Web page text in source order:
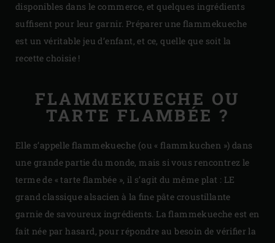
disponibles dans le commerce, et quelques ingrédients
suffisent pour leur garnir. Préparer une flammekueche
est un véritable jeu d’enfant, et ce, quelle que soit la
recette choisie !
FLAMMEKUECHE OU
TARTE FLAMBÉE ?
Elle s’appelle flammekueche (ou « flammkuchen ») dans
une grande partie du monde, mais si vous rencontrez le
terme de « tarte flambée », il s’agit du même plat : LE
grand classique alsacien à la fine pâte croustillante
garnie de savoureux ingrédients. La flammekueche est en
fait née par hasard, pour répondre au besoin de vérifier la